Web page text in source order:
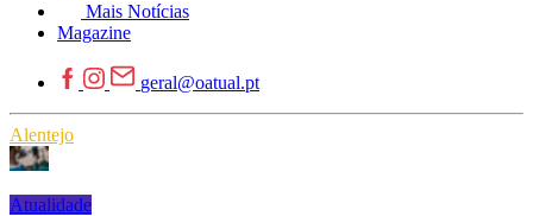
Mais Notícias
Magazine
geral@oatual.pt
Alentejo
Atualidade